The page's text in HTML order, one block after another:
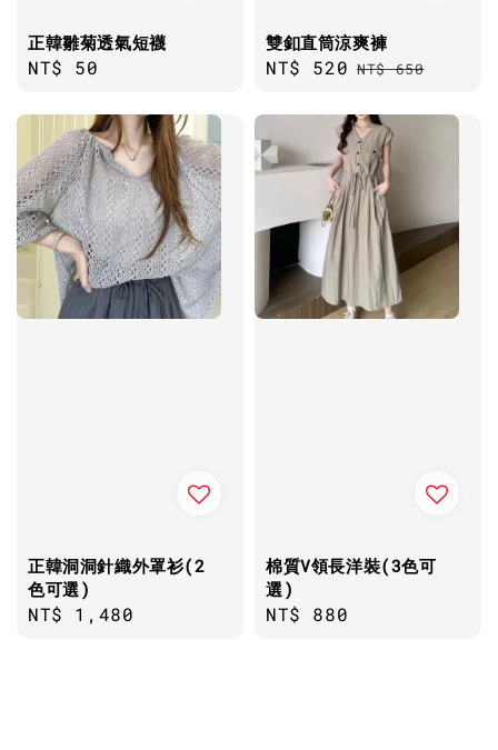
正韓雛菊透氣短襪
Regular
NT$ 50
雙釦直筒涼爽褲
Sale
NT$ 520 Regular
NT$ 650
正韓洞洞針織外罩衫(2
色可選)
Regular
NT$ 1,480
棉質V領長洋裝(3色可
選)
Regular
NT$ 880